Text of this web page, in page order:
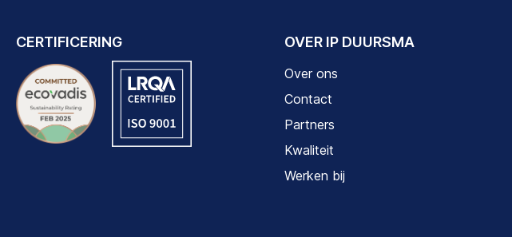
OVER IP DUURSMA
Over ons
Contact
Partners
Kwaliteit
Werken bij
CERTIFICERING